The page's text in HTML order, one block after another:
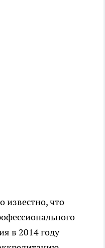
известно, что
в 2014 году